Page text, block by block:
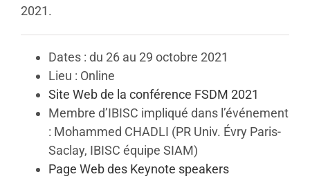
2021.
Dates : du 26 au 29 octobre 2021
Lieu : Online
Site Web de la conférence FSDM 2021
Membre d’IBISC impliqué dans l’événement
: Mohammed CHADLI (PR Univ. Évry Paris-
Saclay, IBISC équipe SIAM)
Page Web des Keynote speakers